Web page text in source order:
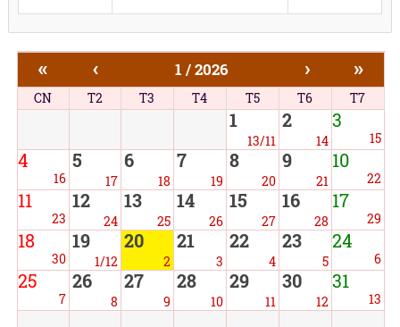
« ‹ 1 / 2026 › »
CN T2 T3 T4 T5 T6 T7
1
13/11
2
14
3
15
4
16
5
17
6
18
7
19
8
20
9
21
10
22
11
23
12
24
13
25
14
26
15
27
16
28
17
29
18
30
19
1/12
20
2
21
3
22
4
23
5
24
6
25
7
26
8
27
9
28
10
29
11
30
12
31
13